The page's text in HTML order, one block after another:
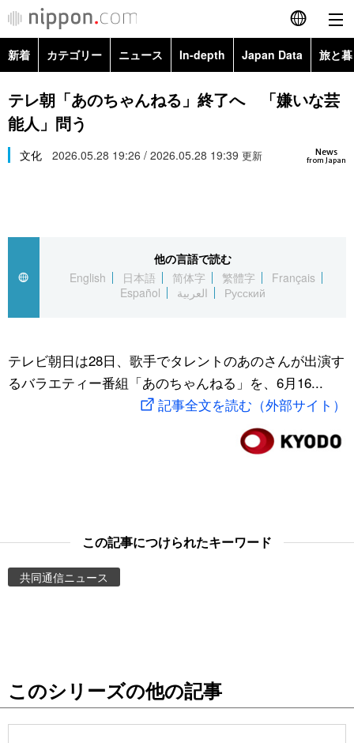
English
简体字
Русский
カテゴリー
経済・ビジネス
国際
文化
トップ
アーカイブ
In-depth
Japan Data
動画/Live
お知らせ
新着 カテゴリー ニュース In-depth Japan Data 旅と
政治・外交
経済・ビジネス
スポーツ・東京2020
Topics
テレ朝「あのちゃんねる」終了へ 「嫌いな芸
能人」問う
News
from Japan
文化 2026.05.28 19:26 / 2026.05.28 19:39 更新
他の言語で読む
English
日本語 简体字 繁體字
Français
Español
العربية Русский
テレビ朝日は28日、歌手でタレントのあのさんが出演す
るバラエティー番組「あのちゃんねる」を、6月16...
記事全文を読む（外部サイト）
この記事につけられたキーワード
共同通信ニュース
このシリーズの他の記事